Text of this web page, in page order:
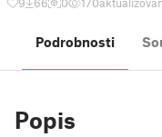
Podrobnosti
Popis